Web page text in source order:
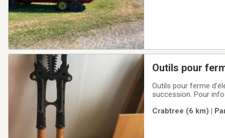
Outils pour
Outils pour ferme
succession. Pour
Crabtree (6 km) |